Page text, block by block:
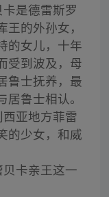
是德雷斯罗
的外孙女，
的女儿，十年
受到波及，母
鲁士抚养，最
鲁士相认。
亚地方菲雷
的少女，和威
贝卡亲王这一